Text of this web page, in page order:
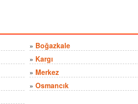
» Boğazkale
» Kargı
» Merkez
» Osmancık